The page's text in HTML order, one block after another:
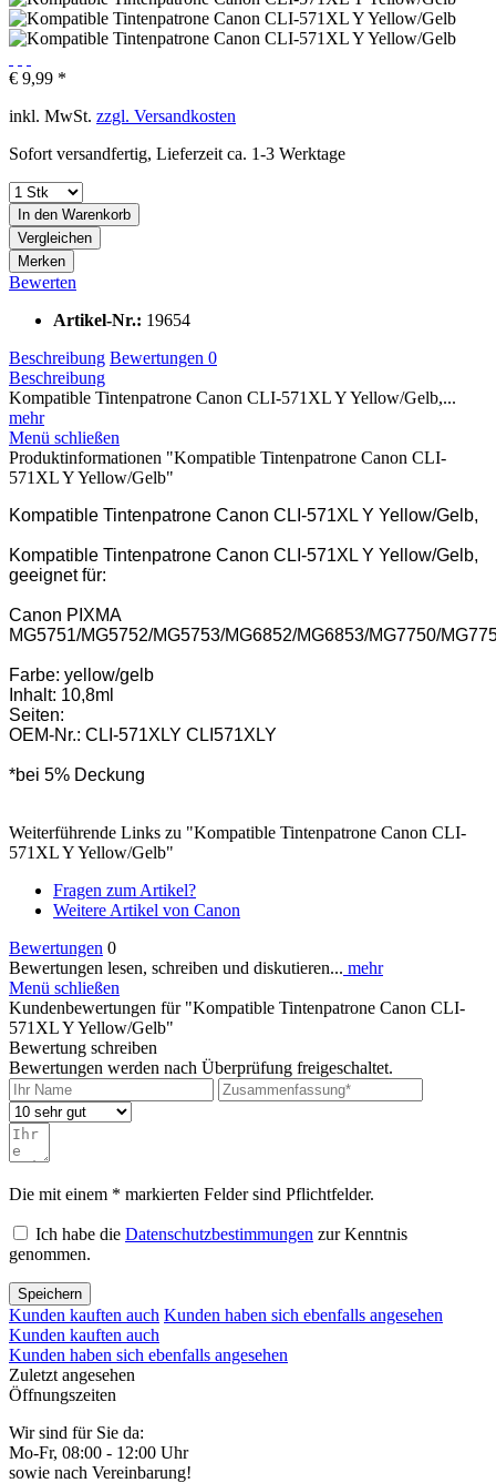
€ 9,99 *
inkl. MwSt. zzgl. Versandkosten
Sofort versandfertig, Lieferzeit ca. 1-3 Werktage
In den Warenkorb
Vergleichen
Merken
Bewerten
Artikel-Nr.: 19654
Beschreibung Bewertungen 0
Beschreibung
Kompatible Tintenpatrone Canon CLI-571XL Y Yellow/Gelb,...
mehr
Menü schließen
Produktinformationen "Kompatible Tintenpatrone Canon CLI-
571XL Y Yellow/Gelb"
Kompatible Tintenpatrone Canon CLI-571XL Y Yellow/Gelb,
Kompatible Tintenpatrone Canon CLI-571XL Y Yellow/Gelb,
geeignet für:
Canon PIXMA
MG5751/MG5752/MG5753/MG6852/MG6853/MG7750/
Farbe: yellow/gelb
Inhalt: 10,8ml
Seiten:
OEM-Nr.: CLI-571XLY CLI571XLY
*bei 5% Deckung
Weiterführende Links zu "Kompatible Tintenpatrone Canon CLI-
571XL Y Yellow/Gelb"
Fragen zum Artikel?
Weitere Artikel von Canon
Bewertungen 0
Bewertungen lesen, schreiben und diskutieren... mehr
Menü schließen
Kundenbewertungen für "Kompatible Tintenpatrone Canon CLI-
571XL Y Yellow/Gelb"
Bewertung schreiben
Bewertungen werden nach Überprüfung freigeschaltet.
Die mit einem * markierten Felder sind Pflichtfelder.
Ich habe die Datenschutzbestimmungen zur Kenntnis
genommen.
Speichern
Kunden kauften auch Kunden haben sich ebenfalls angesehen
Kunden kauften auch
Kunden haben sich ebenfalls angesehen
Zuletzt angesehen
Öffnungszeiten
Wir sind für Sie da:
Mo-Fr, 08:00 - 12:00 Uhr
sowie nach Vereinbarung!